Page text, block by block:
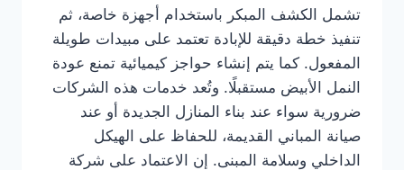
تشمل الكشف المبكر باستخدام أجهزة خاصة، ثم
تنفيذ خطة دقيقة للإبادة تعتمد على مبيدات طويلة
المفعول. كما يتم إنشاء حواجز كيميائية تمنع عودة
النمل الأبيض مستقبلًا. وتُعد خدمات هذه الشركات
ضرورية سواء عند بناء المنازل الجديدة أو عند
صيانة المباني القديمة، للحفاظ على الهيكل
الداخلي وسلامة المبنى. إن الاعتماد على شركة